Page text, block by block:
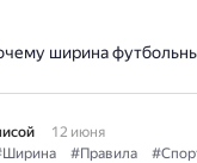
ширина
12 июня
#Правила